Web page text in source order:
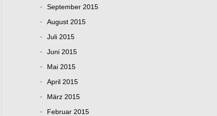
September 2015
August 2015
Juli 2015
Juni 2015
Mai 2015
April 2015
März 2015
Februar 2015